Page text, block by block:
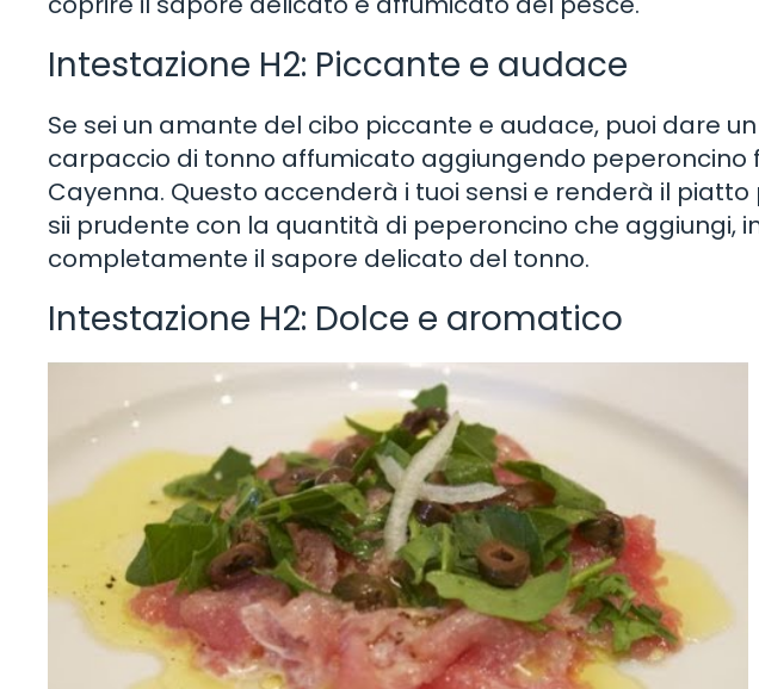
Intestazione H2: Piccante e audace
Se sei un amante del cibo piccante e audace, puoi dare
carpaccio di tonno affumicato aggiungendo peperoncino
Cayenna. Questo accenderà i tuoi sensi e renderà il
sii prudente con la quantità di peperoncino che aggiungi,
completamente il sapore delicato del tonno.
Intestazione H2: Dolce e aromatico